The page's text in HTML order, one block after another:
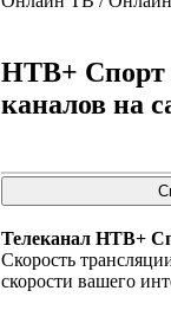
НТВ+ Спорт
каналов на
Телеканал НТВ+
Скорость
скорости вашего